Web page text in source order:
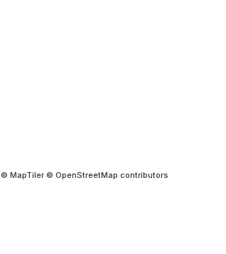
© MapTiler © OpenStreetMap contributors